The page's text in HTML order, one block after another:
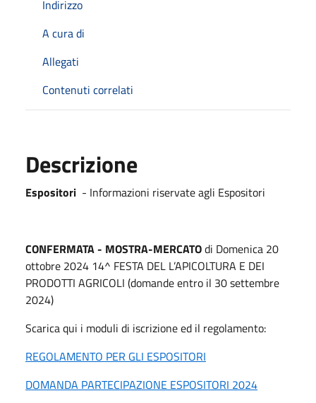
Indirizzo
A cura di
Allegati
Contenuti correlati
Descrizione
Espositori - Informazioni riservate agli Espositori
CONFERMATA - MOSTRA-MERCATOdi Domenica 20
ottobre 2024 14^ FESTA DEL L’APICOLTURA E DEI
PRODOTTI AGRICOLI (domande entro il 30 settembre
2024)
Scarica qui i moduli di iscrizione ed il regolamento:
REGOLAMENTO PER GLI ESPOSITORI
DOMANDA PARTECIPAZIONE ESPOSITORI 2024